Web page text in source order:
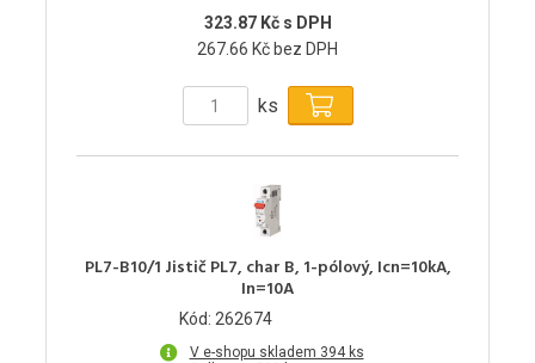
323.87 Kč s DPH
267.66 Kč bez DPH
ks
PL7-B10/1 Jistič PL7, char B, 1-pólový, Icn=10kA,
In=10A
Kód: 262674
V e-shopu skladem 394 ks